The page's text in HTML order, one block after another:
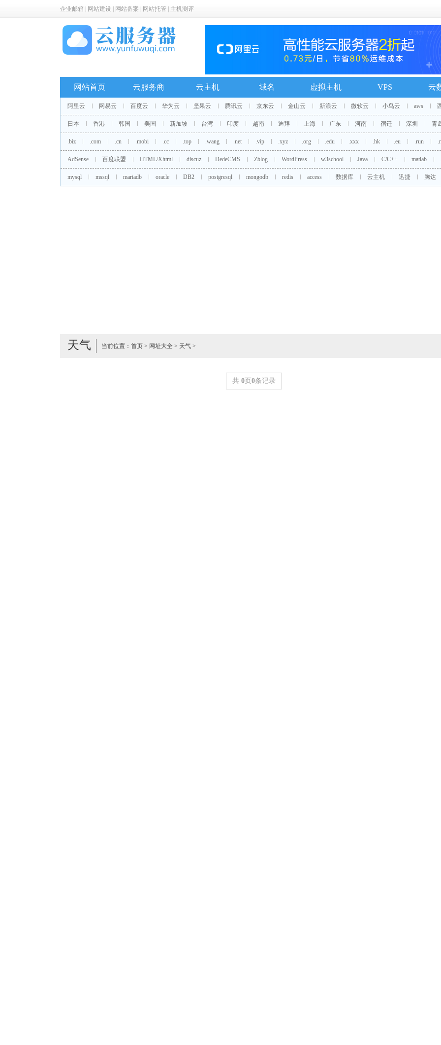
企业邮箱 网站建设 网站备案 网站托管 主机测评
网站首页 云服务商 云主机 域名 虚拟主机 VPS 云
阿里云 网易云 百度云 华为云 坚果云 腾讯云 京东云 金山云 新浪云 微软云 小鸟云 aws
日本 香港 韩国 美国 新加坡 台湾 印度 越南 迪拜 上海 广东 河南 宿迁 深圳 青
.biz .com .cn .mobi .cc .top .wang .net .vip .xyz .org .edu .xxx .hk .eu .run
AdSense 百度联盟 HTML/Xhtml discuz DedeCMS Zblog WordPress w3school Java C/C++ matlab
mysql mssql mariadb oracle DB2 postgresql mongodb redis access 数据库 云主机 迅捷 腾达
天气 当前位置： 首页 > 网址大全 > 天气 >
共 0页 0条记录